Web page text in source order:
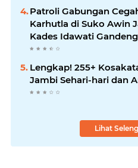
Patroli Gabungan
Karhutla di Suko Awin
Kades Idawati
BBB-S, TNI dan BPD
Lengkap! 255+
Jambi Sehari-hari dan
Lihat